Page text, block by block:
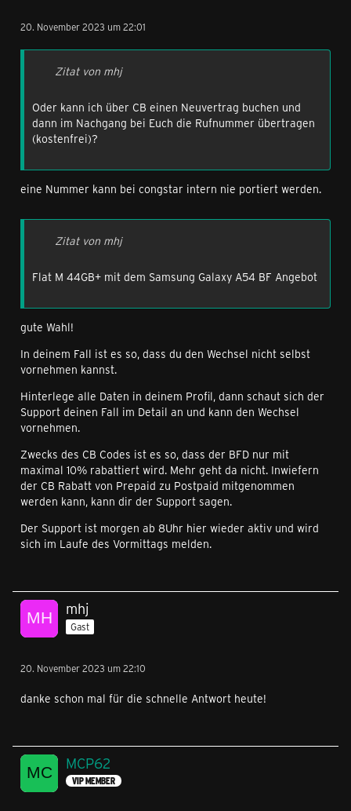
20. November 2023 um 22:01
Zitat von mhj
Oder kann ich über CB einen Neuvertrag buchen und
dann im Nachgang bei Euch die Rufnummer übertragen
(kostenfrei)?
eine Nummer kann bei congstar intern nie portiert werden.
Zitat von mhj
Flat M 44GB+ mit dem Samsung Galaxy A54 BF Angebot
gute Wahl!
In deinem Fall ist es so, dass du den Wechsel nicht selbst
vornehmen kannst.
Hinterlege alle Daten in deinem Profil, dann schaut sich der
Support deinen Fall im Detail an und kann den Wechsel
vornehmen.
Zwecks des CB Codes ist es so, dass der BFD nur mit
maximal 10% rabattiert wird. Mehr geht da nicht. Inwiefern
der CB Rabatt von Prepaid zu Postpaid mitgenommen
werden kann, kann dir der Support sagen.
Der Support ist morgen ab 8Uhr hier wieder aktiv und wird
sich im Laufe des Vormittags melden.
mhj
Gast
20. November 2023 um 22:10
danke schon mal für die schnelle Antwort heute!
MCP62
VIP MEMBER